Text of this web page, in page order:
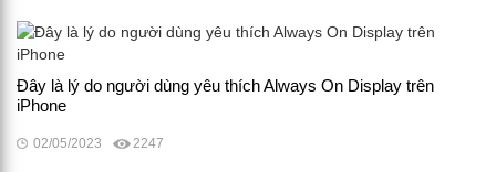
Đây là lý do người dùng yêu thích Always On Display trên
iPhone
02/05/2023 2247